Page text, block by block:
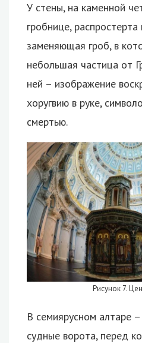
У стены, на каменной
гробнице,
заменяющая гроб, в
небольшая частица от
ней – изображение
хоругвию в руке,
смертью.
Рисунок 7.
В семиярусном алтаре
судные ворота, перед